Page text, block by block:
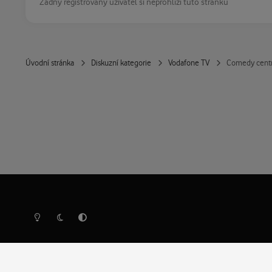
Žádný registrovaný uživatel si neprohlíží tuto stránku
Úvodní stránka Diskuzní kategorie Vodafone TV Comedy
Světlý režimTmavý režimPředvolba systému